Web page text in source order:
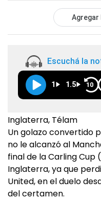
Agregar
Escuchá la
1 1.5 10
Inglaterra, Télam
Un golazo convertido
no le alcanzó al
final de la Carling Cup
Inglaterra, ya que
United, en el duelo
del certamen.